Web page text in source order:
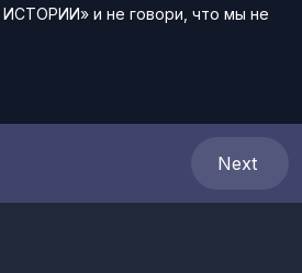
ИСТОРИИ» и не говори, что мы не
Next